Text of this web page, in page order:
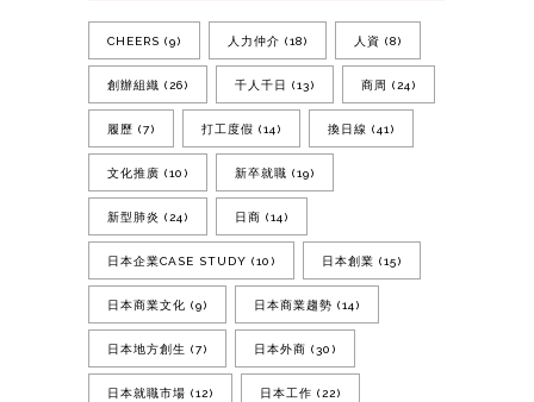
CHEERS (9) 人力仲介 (18) 人資 (8)
創辦組織 (26) 千人千日 (13) 商周 (24)
履歷 (7) 打工度假 (14) 換日線 (41)
文化推廣 (10) 新卒就職 (19)
新型肺炎 (24) 日商 (14)
日本企業CASE STUDY (10) 日本創業 (15)
日本商業文化 (9) 日本商業趨勢 (14)
日本地方創生 (7) 日本外商 (30)
日本就職市場 (12) 日本工作 (22)